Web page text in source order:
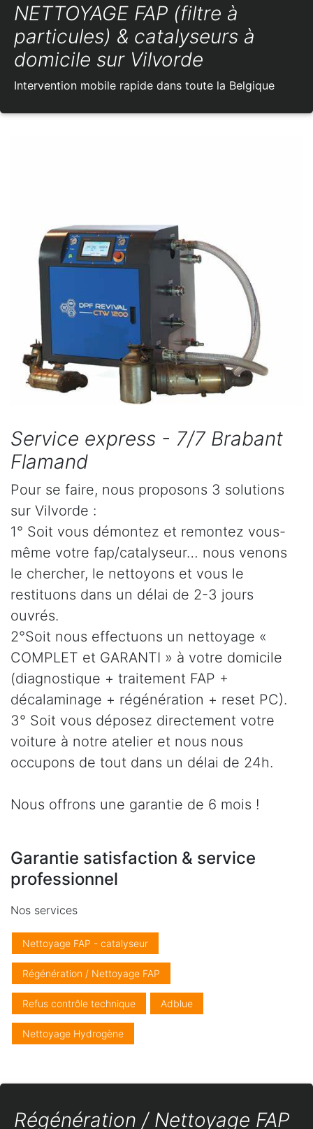
NETTOYAGE FAP (filtre à
particules) & catalyseurs à
domicile sur Vilvorde
Intervention mobile rapide dans toute la Belgique
Service express - 7/7 Brabant
Flamand
Pour se faire, nous proposons 3 solutions
sur Vilvorde :
1° Soit vous démontez et remontez vous-
même votre fap/catalyseur… nous venons
le chercher, le nettoyons et vous le
restituons dans un délai de 2-3 jours
ouvrés.
2°Soit nous effectuons un nettoyage «
COMPLET et GARANTI » à votre domicile
(diagnostique + traitement FAP +
décalaminage + régénération + reset PC).
3° Soit vous déposez directement votre
voiture à notre atelier et nous nous
occupons de tout dans un délai de 24h.
Nous offrons une garantie de 6 mois !
Garantie satisfaction & service
professionnel
Nos services
Nettoyage FAP - catalyseur
Régénération / Nettoyage FAP
Refus contrôle technique Adblue
Nettoyage Hydrogène
Régénération / Nettoyage FAP